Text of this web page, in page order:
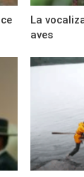
La
aves